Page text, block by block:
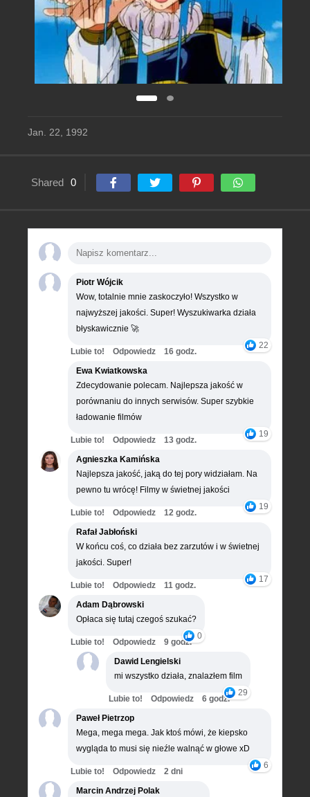
Jan. 22, 1992
Shared 0
Piotr Wójcik
Wow, totalnie mnie zaskoczyło! Wszystko w
najwyższej jakości. Super! Wyszukiwarka działa
błyskawicznie 🚀
22
Lubie to! Odpowiedz
16 godz.
Ewa Kwiatkowska
Zdecydowanie polecam. Najlepsza jakość w
porównaniu do innych serwisów. Super szybkie
ładowanie filmów
19
Lubie to! Odpowiedz
13 godz.
Agnieszka Kamińska
Najlepsza jakość, jaką do tej pory widziałam. Na
pewno tu wrócę! Filmy w świetnej jakości
19
Lubie to! Odpowiedz
12 godz.
Rafał Jabłoński
W końcu coś, co działa bez zarzutów i w świetnej
jakości. Super!
17
Lubie to! Odpowiedz
11 godz.
Adam Dąbrowski
Opłaca się tutaj czegoś szukać?
0
Lubie to! Odpowiedz
9 godz.
Dawid Lengielski
mi wszystko działa, znalazłem film
29
Lubie to! Odpowiedz
6 godz.
Paweł Pietrzop
Mega, mega mega. Jak ktoś mówi, że kiepsko
wygląda to musi się nieźle walnąć w głowe xD
6
Lubie to! Odpowiedz
2 dni
Marcin Andrzej Polak